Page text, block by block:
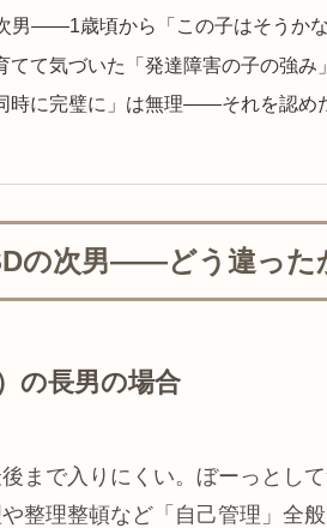
男——1歳頃から「この子はそうか
てて気づいた「発達障害の子の強み」
時に完璧に」は無理——それを認め
の次男——どう違った
の長男の場合
まで入りにくい。ぼーっとし
整理整頓など「自己管理」全般